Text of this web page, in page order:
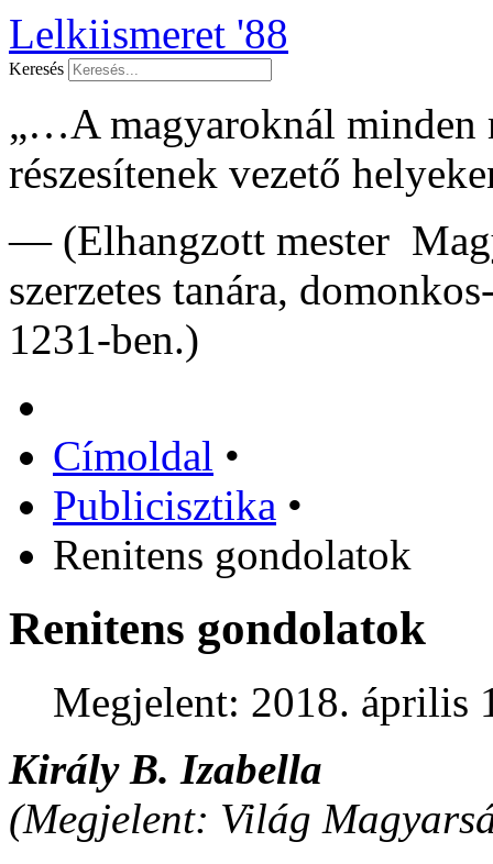
Lelkiismeret '88
Keresés
„…A magyaroknál minden
részesítenek vezető
— (Elhangzott mester
szerzetes tanára,
1231-ben.)
Címoldal •
Publicisztika •
Renitens gondolatok
Renitens gondolatok
Megjelent: 2018. április
Király B. Izabella
(Megjelent: Világ